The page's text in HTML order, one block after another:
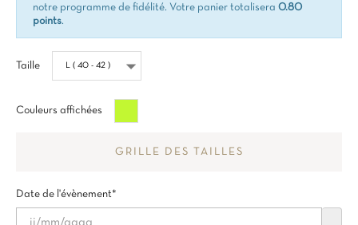
notre programme de fidélité. Votre panier totalisera 0.80
points.
Taille
Couleurs affichées
GRILLE DES TAILLES
Date de l'évènement*